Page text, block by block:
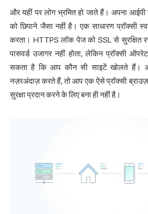
और यहीं पर लोग भ्रमित हो जाते हैं। अपना
को छिपाने जैसा नहीं है। एक साधारण प्रॉक्सी
करता। HTTPS लॉक पेज को SSL से सुरक्षित
पासवर्ड उजागर नहीं होता, लेकिन प्रॉक्सी
सकता है कि आप कौन सी साइटें खोलते हैं।
नज़रअंदाज़ करते हैं, तो आप एक ऐसे प्रॉक्सी ब्राउज़र
सुरक्षा प्रदान करने के लिए बना ही नहीं है।